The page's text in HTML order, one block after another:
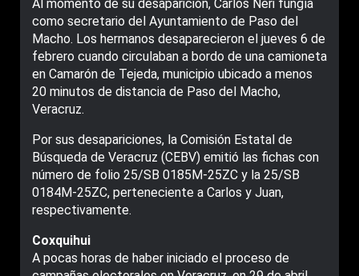
Al momento de su desaparición, Carlos Neri fungía
como secretario del Ayuntamiento de Paso del
Macho. Los hermanos desaparecieron el jueves 6 de
febrero cuando circulaban a bordo de una camioneta
en Camarón de Tejeda, municipio ubicado a menos
20 minutos de distancia de Paso del Macho,
Veracruz.
Por sus desapariciones, la Comisión Estatal de
Búsqueda de Veracruz (CEBV) emitió las fichas con
número de folio 25/SB 0185M-25ZC y la 25/SB
0184M-25ZC, perteneciente a Carlos y Juan,
respectivamente.
Coxquihui
A pocas horas de haber iniciado el proceso de